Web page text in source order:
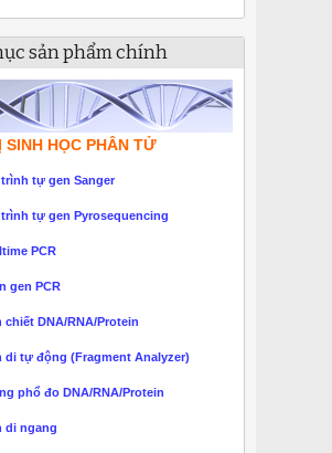
sản phẩm chính
SINH HỌC PHÂN TỬ
trình tự gen Sanger
trình tự gen Pyrosequencing
PCR
gen PCR
chiết DNA/RNA/Protein
di tự động (Fragment Analyzer)
phổ đo DNA/RNA/Protein
di ngang